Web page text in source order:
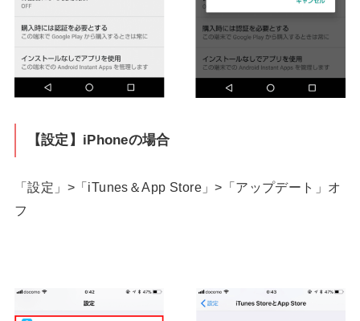
【設定】iPhoneの場合
「設定」>「iTunes＆App Store」>「アップデート」オ
フ